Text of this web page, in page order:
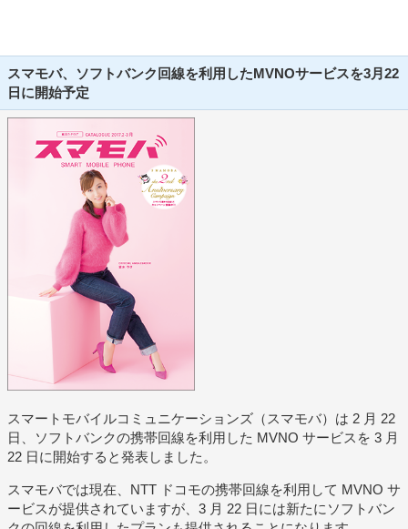
スマモバ、ソフトバンク回線を利用したMVNOサービスを3月22
日に開始予定
スマートモバイルコミュニケーションズ（スマモバ）は 2 月 22
日、ソフトバンクの携帯回線を利用した MVNO サービスを 3 月
22 日に開始すると発表しました。
スマモバでは現在、NTT ドコモの携帯回線を利用して MVNO サ
ービスが提供されていますが、3 月 22 日には新たにソフトバン